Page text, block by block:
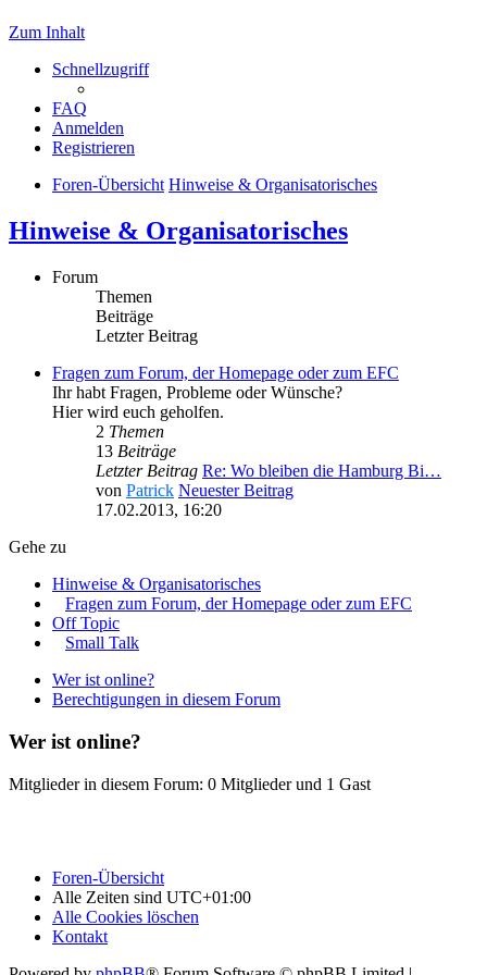
Zum Inhalt
Schnellzugriff
FAQ
Anmelden
Registrieren
Foren-Übersicht Hinweise & Organisatorisches
Hinweise & Organisatorisches
Forum
Themen
Beiträge
Letzter Beitrag
Fragen zum Forum, der Homepage oder zum EFC
Ihr habt Fragen, Probleme oder Wünsche?
Hier wird euch geholfen.
2 Themen
13 Beiträge
Letzter Beitrag Re: Wo bleiben die Hamburg Bi…
von Patrick Neuester Beitrag
17.02.2013, 16:20
Gehe zu
Hinweise & Organisatorisches
Fragen zum Forum, der Homepage oder zum EFC
Off Topic
Small Talk
Wer ist online?
Berechtigungen in diesem Forum
Wer ist online?
Mitglieder in diesem Forum: 0 Mitglieder und 1 Gast
Foren-Übersicht
Alle Zeiten sind UTC+01:00
Alle Cookies löschen
Kontakt